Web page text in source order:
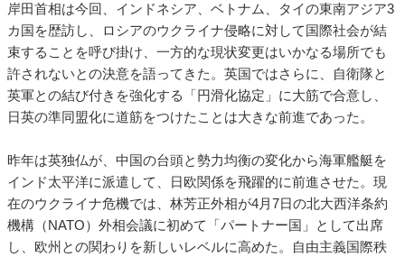
岸田首相は今回、インドネシア、ベトナム、タイの東南アジア3
カ国を歴訪し、ロシアのウクライナ侵略に対して国際社会が結
束することを呼び掛け、一方的な現状変更はいかなる場所でも
許されないとの決意を語ってきた。英国ではさらに、自衛隊と
英軍との結び付きを強化する「円滑化協定」に大筋で合意し、
日英の準同盟化に道筋をつけたことは大きな前進であった。
昨年は英独仏が、中国の台頭と勢力均衡の変化から海軍艦艇を
インド太平洋に派遣して、日欧関係を飛躍的に前進させた。現
在のウクライナ危機では、林芳正外相が4月7日の北大西洋条約
機構（NATO）外相会議に初めて「パートナー国」として出席
し、欧州との関わりを新しいレベルに高めた。自由主義国際秩